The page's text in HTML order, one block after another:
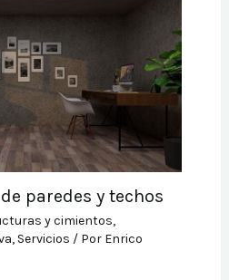
paredes y techos
y cimientos,
, Servicios / Por Enrico